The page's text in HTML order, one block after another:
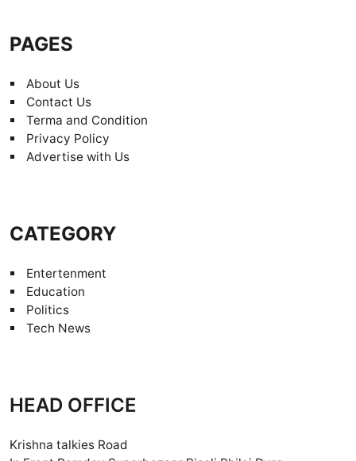
PAGES
About Us
Contact Us
Terma and Condition
Privacy Policy
Advertise with Us
CATEGORY
Entertenment
Education
Politics
Tech News
HEAD OFFICE
Krishna talkies Road